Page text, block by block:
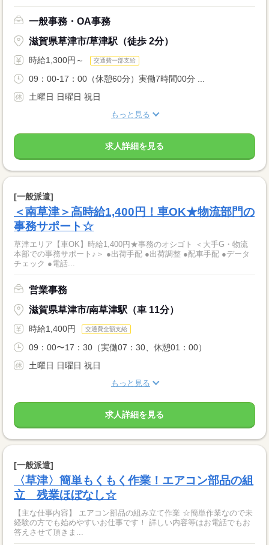
一般事務・OA事務
滋賀県草津市/草津駅（徒歩 2分）
時給1,300円～ 交通費一部支給
09：00-17：00（休憩60分）実働7時間00分 ...
土曜日 日曜日 祝日
もっと見る
求人詳細を見る
[一般派遣]
＜南草津＞高時給1,400円！車OK★物流部門の
事務サポート☆
草津エリア【車OK】時給1,400円★事務のオシゴト ＜大手G・物流
本部での事務サポート♪＞ ●出荷手配 ●出荷調整 ●配車手配 ●データ
チェック ●電話...
営業事務
滋賀県草津市/南草津駅（車 11分）
時給1,400円 交通費全額支給
09：00〜17：30（実働07：30、休憩01：00）
土曜日 日曜日 祝日
もっと見る
求人詳細を見る
[一般派遣]
〈草津〉簡単もくもく作業！エアコン部品の組
立 残業ほぼなし☆
【主な仕事内容】 エアコン部品の組み立て作業 ☆簡単作業なので未
経験の方でも始めやすいお仕事です！ 詳しい内容等はお電話でもお
答えさせて頂きま...